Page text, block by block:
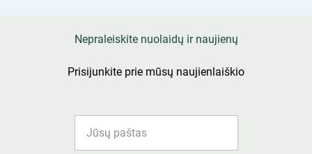
Nepraleiskite nuolaidų ir naujienų
Prisijunkite prie mūsų naujienlaiškio